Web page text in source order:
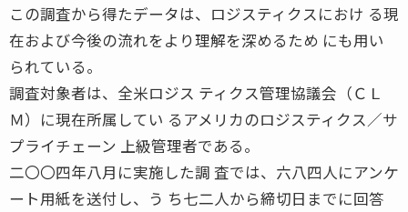
この調査から得たデータは、ロジスティクスにおけ る現
在および今後の流れをより理解を深めるため にも用い
られている。
調査対象者は、全米ロジス ティクス管理協議会（ＣＬ
Ｍ）に現在所属してい るアメリカのロジスティクス／サ
プライチェーン 上級管理者である。
二〇〇四年八月に実施した調 査では、六八四人にアンケ
ート用紙を送付し、う ち七二人から締切日までに回答